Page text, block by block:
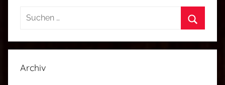
Suchen
Archiv